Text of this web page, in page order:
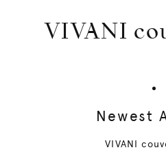
VIVANI
Newest
VIVANI